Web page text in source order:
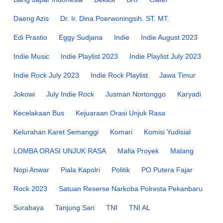
Daeng Azis Dr. Ir. Dina Poerwoningsih. ST. MT.
Edi Prastio Eggy Sudjana Indie Indie August 2023
Indie Music Indie Playlist 2023 Indie Playlist July 2023
Indie Rock July 2023 Indie Rock Playlist Jawa Timur
Jokowi July Indie Rock Jusman Nortonggo Karyadi
Kecelakaan Bus Kejuaraan Orasi Unjuk Rasa
Kelurahan Karet Semanggi Komari Komisi Yudisial
LOMBA ORASI UNJUK RASA Mafia Proyek Malang
Nopi Anwar Piala Kapolri Politik PO Putera Fajar
Rock 2023 Satuan Reserse Narkoba Polresta Pekanbaru
Surabaya Tanjung Sari TNI TNI AL